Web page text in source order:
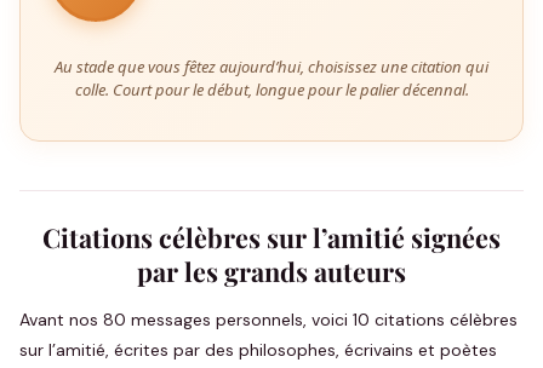
Au stade que vous fêtez aujourd’hui, choisissez une citation qui
colle. Court pour le début, longue pour le palier décennal.
Citations célèbres sur l’amitié signées
par les grands auteurs
Avant nos 80 messages personnels, voici 10 citations célèbres
sur l’amitié, écrites par des philosophes, écrivains et poètes